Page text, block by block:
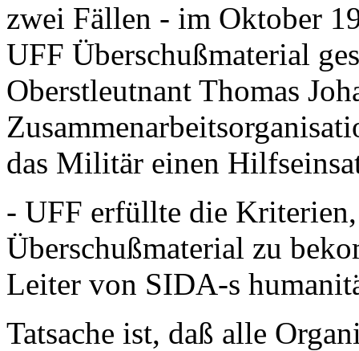
zwei Fällen - im Oktober
UFF Überschußmaterial
Oberstleutnant Thomas
das Militär einen
- UFF erfüllte die
Überschußmaterial zu
Leiter von SIDA-s
Tatsache ist, daß alle